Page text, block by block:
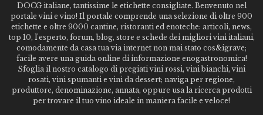
DOCG italiane, tantissime le etichette consigliate. Benvenuto nel
portale vini e vino! Il portale comprende una selezione di oltre 900
etichette e oltre 9000 cantine, ristoranti ed enoteche: articoli, news,
top 10, l'esperto, forum, blog, store e schede dei migliori vini italiani,
comodamente da casa tua via internet non mai stato cos&igrave;
facile avere una guida online di informazione enogastronomica!
Sfoglia il nostro catalogo di pregiati vini rossi, vini bianchi, vini
rosati, vini spumanti e vini da dessert; naviga per regione,
produttore, denominazione, annata, oppure usa la ricerca prodotti
per trovare il tuo vino ideale in maniera facile e veloce!